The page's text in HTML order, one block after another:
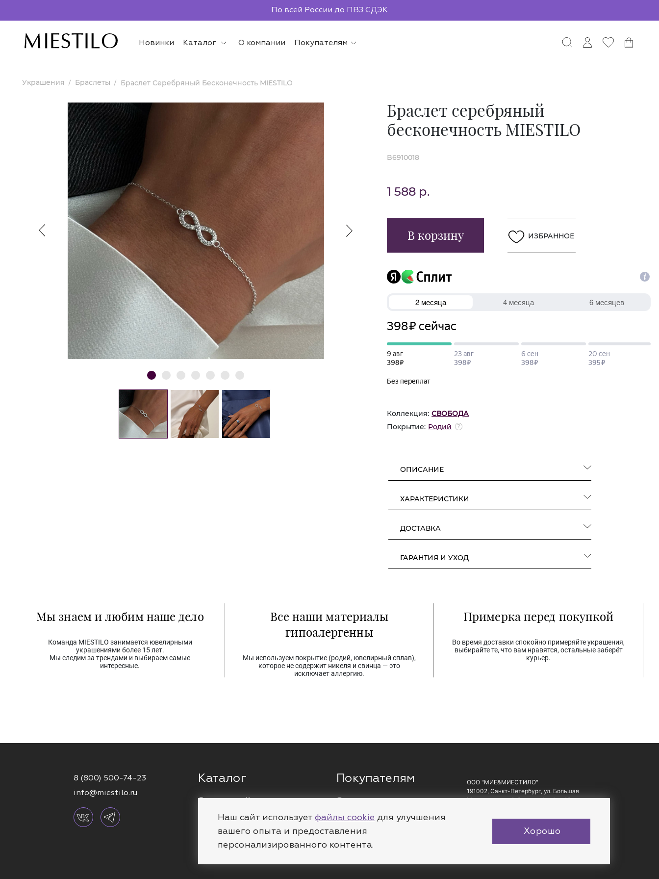
По всей России до ПВЗ СДЭК
Новинки Каталог О компании Покупателям
Украшения Браслеты Браслет Серебряный Бесконечность MIESTILO
Браслет серебряный
бесконечность MIESTILO
B6910018
1 588 р.
В корзину ИЗБРАННОЕ
Коллекция: СВОБОДА
Покрытие: Родий
ОПИСАНИЕ
ХАРАКТЕРИСТИКИ
ДОСТАВКА
ГАРАНТИЯ И УХОД
Мы знаем и любим наше дело
Команда MIESTILO занимается ювелирными
украшениями более 15 лет.
Мы следим за трендами и выбираем самые
интересные.
Все наши материалы
гипоалергенны
Мы используем покрытие (родий, ювелирный сплав),
которое не содержит никеля и свинца — это
исключает аллергию.
Примерка перед покупкой
Во время доставки спокойно примеряйте украшения,
выбирайте те, что вам нравятся, остальные заберёт
курьер.
8 (800) 500-74-23
info@miestilo.ru
Каталог
Серьги
Каффы
Браслеты
Колье
Кольца
Цепи
Пирсинг
Шармы
Покупателям
О компании
Доставка
Полезное
ООО "МИЕ&МИЕСТИЛО"
191002, Санкт-Петербург, ул. Большая
Московская, д. 1-3, литер А, офис 10.
Наш сайт использует файлы cookie для улучшения
вашего опыта и предоставления
персонализированного контента.
Хорошо